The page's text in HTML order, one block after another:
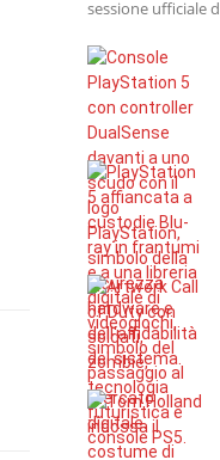
sessione ufficiale